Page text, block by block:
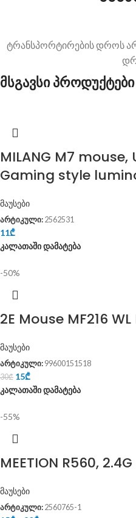
ტრანსპორტირების დროს
მსგავსი პროდუქტები
MILANG M7 mouse,
Gaming style
მაუსები
არტიკული: 2562531
11₾
კალათაში დამატება
-50%
2E Mouse MF216
მაუსები
არტიკული: 99600151518
30₾ 15₾
კალათაში დამატება
-55%
MEETION R560,
მაუსები
არტიკული: 2560765-1